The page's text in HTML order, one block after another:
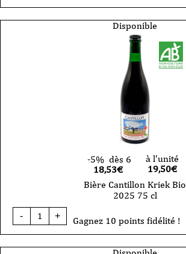
Ashanti
Disponible
-5% dès 6
18,53€
à l'unité
19,50€
Bière Cantillon Kriek Bio
2025 75 cl
-
quantité
de
Kriek
+ Gagnez 10 points fidélité !